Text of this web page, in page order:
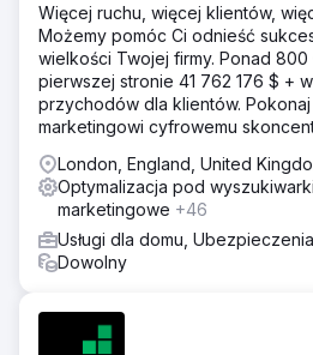
Więcej ruchu, więcej klientów,
Możemy pomóc Ci odnieść
wielkości Twojej firmy. Ponad
pierwszej stronie 41 762 176 $ +
przychodów dla klientów.
marketingowi cyfrowemu
London, England, United
Optymalizacja pod
marketingowe +46
Usługi dla domu, Ubezpieczenia
Dowolny